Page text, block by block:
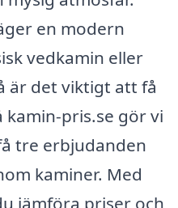
en modern
vedkamin eller
är det viktigt att få
kamin-pris.se gör vi
tre erbjudanden
kaminer. Med
jämföra priser och